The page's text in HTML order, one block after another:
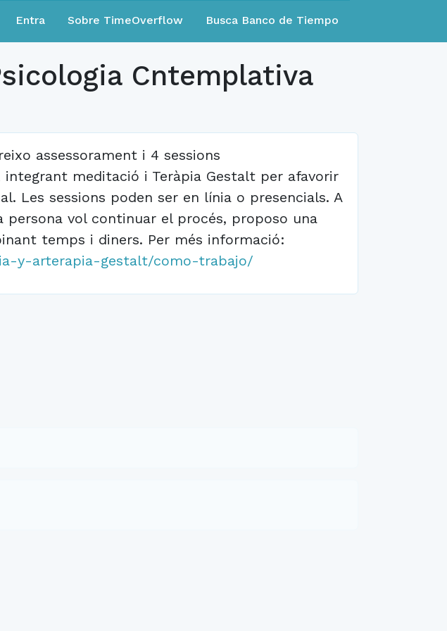
Entra Sobre TimeOverflow Busca Banco de Tiempo
Cntemplativa
assessorament i 4 sessions
integrant meditació i Teràpia Gestalt per afavorir
Les sessions poden ser en línia o presencials. A
persona vol continuar el procés, proposo una
temps i diners. Per més informació:
y-arterapia-gestalt/como-trabajo/